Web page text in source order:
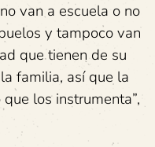
van a escuela o no
y tampoco van
que tienen de su
familia, así que la
los instrumenta”,